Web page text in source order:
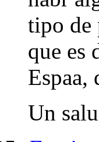
tipo de
que es
Espaa,
Un